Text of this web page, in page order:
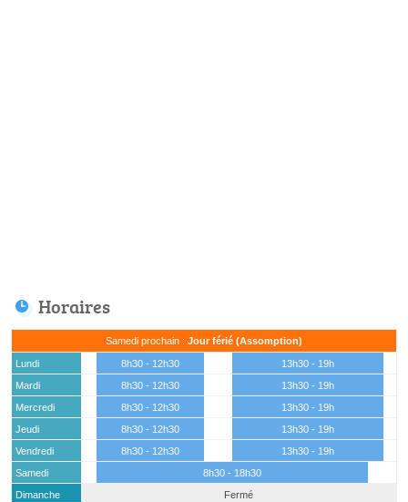
Horaires
Samedi prochain : Jour férié (Assomption)
Lundi 8h30 - 12h30
13h30 - 19h
Mardi
8h30 - 12h30
13h30 - 19h
Mercredi
8h30 - 12h30
13h30 - 19h
Jeudi
8h30 - 12h30
13h30 - 19h
Vendredi
8h30 - 12h30
13h30 - 19h
Samedi
8h30 - 18h30
Dimanche
Fermé